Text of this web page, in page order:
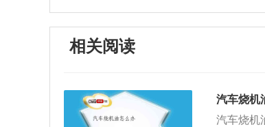
相关阅读
汽车烧机
汽车烧机